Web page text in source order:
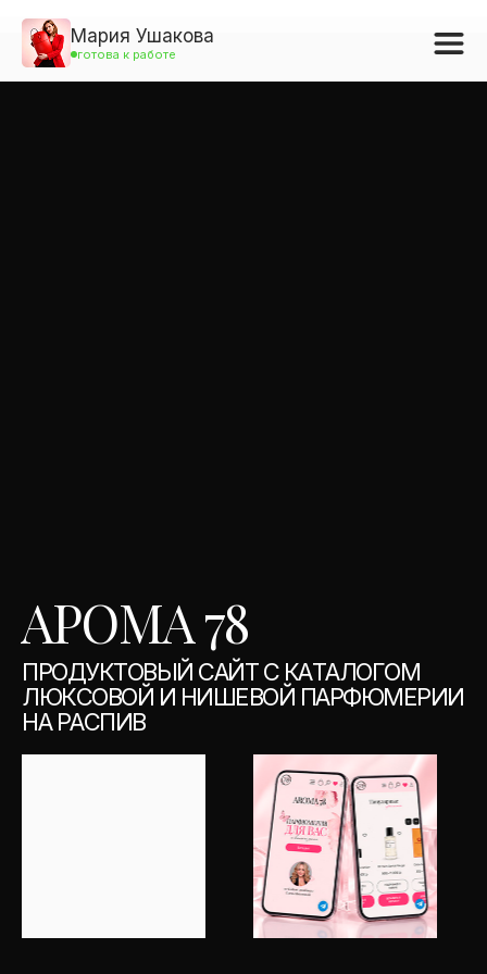
Мария Ушакова
готова к работе
АРОМА78
ПРОДУКТОВЫЙ САЙТ С КАТАЛОГОМ
ЛЮКСОВОЙ И НИШЕВОЙ ПАРФЮМЕРИИ
НА РАСПИВ